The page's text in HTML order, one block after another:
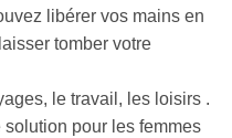
libérer vos mains en
tomber votre
le travail, les loisirs .
pour les femmes